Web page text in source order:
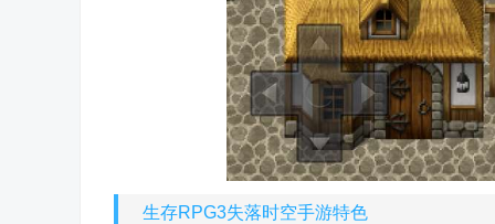
生存RPG3失落时空手游特色